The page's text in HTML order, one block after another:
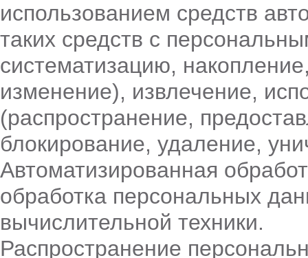
использованием средств
таких средств с
систематизацию,
изменение), извлечение,
(распространение,
блокирование, удаление,
Автоматизированная
обработка персональных
вычислительной техники.
Распространение